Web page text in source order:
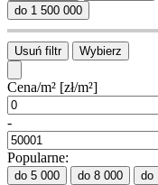
do 1 500 000
Usuń filtr Wybierz
Cena/m² [zł/m²]
-
Popularne:
do 5 000 do 8 000 do